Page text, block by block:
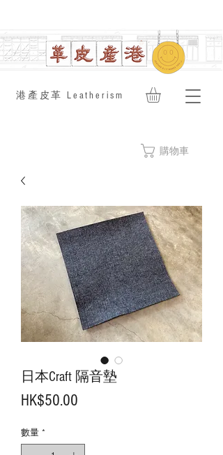
​港產皮革 Leatherism
購物車
日本Craft 隔音墊
HK$50.00
數量 *